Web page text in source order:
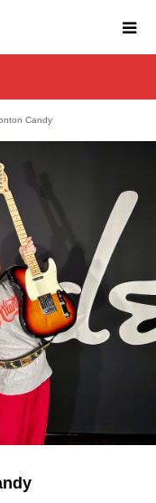
Candy